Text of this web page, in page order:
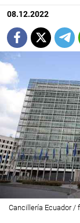
08.12.2022
Cancillería Ecuador /